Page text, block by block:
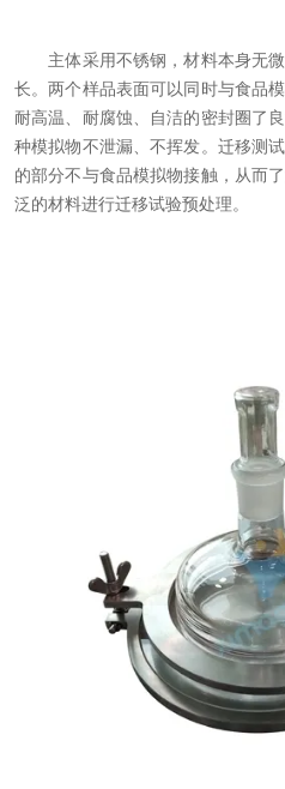
主体采用不锈钢，材料本身无微
长。两个样品表面可以同时与食品
耐高温、耐腐蚀、自洁的密封圈了
种模拟物不泄漏、不挥发。迁移测
的部分不与食品模拟物接触，从而
泛的材料进行迁移试验预处理。